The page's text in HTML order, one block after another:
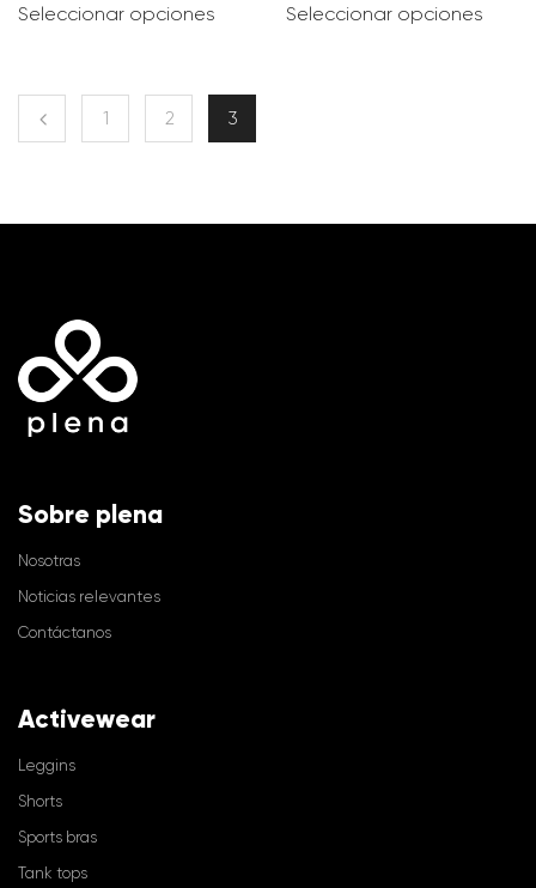
Seleccionar opciones Seleccionar opciones
1 2 3
Sobre plena
Nosotras
Noticias relevantes
Contáctanos
Activewear
Leggins
Shorts
Sports bras
Tank tops